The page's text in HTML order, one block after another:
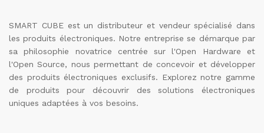
SMART CUBE est un distributeur et vendeur spécialisé dans
les produits électroniques. Notre entreprise se démarque par
sa philosophie novatrice centrée sur l'Open Hardware et
l'Open Source, nous permettant de concevoir et développer
des produits électroniques exclusifs. Explorez notre gamme
de produits pour découvrir des solutions électroniques
uniques adaptées à vos besoins.